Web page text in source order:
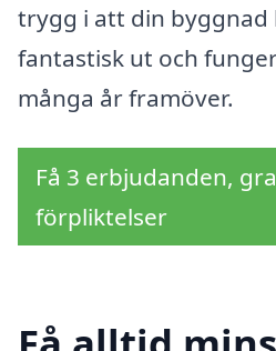
trygg i att din byggnad
fantastisk ut och
många år framöver.
Få 3 erbjudanden,
förpliktelser